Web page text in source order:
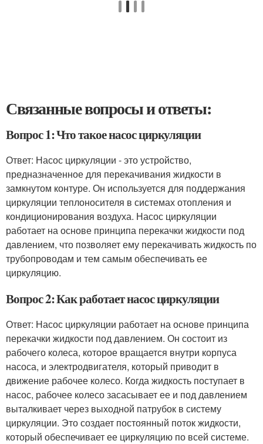
Связанные вопросы и ответы:
Вопрос 1: Что такое насос циркуляции
Ответ: Насос циркуляции - это устройство,
предназначенное для перекачивания жидкости в
замкнутом контуре. Он используется для поддержания
циркуляции теплоносителя в системах отопления и
кондиционирования воздуха. Насос циркуляции
работает на основе принципа перекачки жидкости под
давлением, что позволяет ему перекачивать жидкость по
трубопроводам и тем самым обеспечивать ее
циркуляцию.
Вопрос 2: Как работает насос циркуляции
Ответ: Насос циркуляции работает на основе принципа
перекачки жидкости под давлением. Он состоит из
рабочего колеса, которое вращается внутри корпуса
насоса, и электродвигателя, который приводит в
движение рабочее колесо. Когда жидкость поступает в
насос, рабочее колесо засасывает ее и под давлением
выталкивает через выходной патрубок в систему
циркуляции. Это создает постоянный поток жидкости,
который обеспечивает ее циркуляцию по всей системе.